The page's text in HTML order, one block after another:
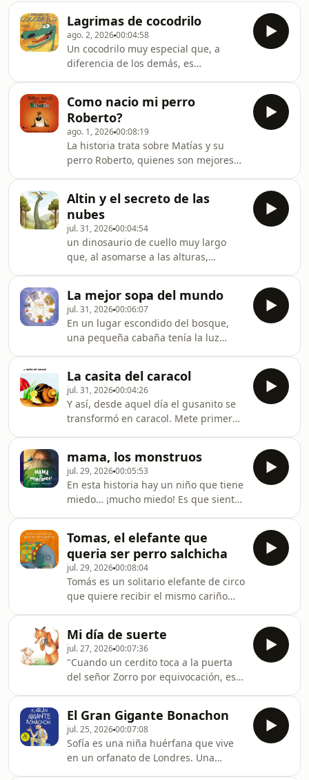
Lagrimas de cocodrilo
ago. 2, 202600:04:58
Un cocodrilo muy especial que, a
diferencia de los demás, es
pero también de alegría, pena o
emoción. REDES
SOCIALESINSTAGRAMhttps://www.instagram.com/
Como nacio mi perro
Roberto?
ago. 1, 202600:08:19
La historia trata sobre Matías y su
perro Roberto, quienes son mejores
nació RobertoREDES
SOCIALESINSTAGRAMhttps://www.instagram.com/
Altin y el secreto de las
nubes
jul. 31, 202600:04:54
un dinosaurio de cuello muy largo
que, al asomarse a las alturas,
SOCIALESINSTAGRAMhttps://www.instagram.com/
La mejor sopa del mundo
jul. 31, 202600:06:07
En un lugar escondido del bosque,
una pequeña cabaña tenía la luz
comida. Sorprendidos por una
tormenta de nieve, varios animales se
refugian en casa de Tortuga que, en
ese momento, había puesto agua a
hervir para preparar una sopa.
...REDES
SOCIALESINSTAGRAMhttps://www.instagram.com/
igsh=MW82OGs2eD
La casita del caracol
jul. 31, 202600:04:26
Y así, desde aquel día el gusanito se
transformó en caracol. Mete primero
quierasREDES
SOCIALESINSTAGRAMhttps://www.instagram.com/
mama, los monstruos
jul. 29, 202600:05:53
En esta historia hay un niño que tiene
miedo… ¡mucho miedo! Es que siente
monstruos peludos.REDES
SOCIALESINSTAGRAMhttps://www.instagram.com/
Tomas, el elefante que
queria ser perro salchicha
jul. 29, 202600:08:04
Tomás es un solitario elefante de circo
que quiere recibir el mismo cariño
logra ser adoptado y tratado como un
perrito, pronto se da cuenta de que
todos tienen que ser aceptados y
queridos tal cual son, más allá de las
apariencias.REDES
SOCIALESINSTAGRAMhttps://www.instagram.com/
igsh=MW82OGs
Mi día de suerte
jul. 27, 202600:07:36
"Cuando un cerdito toca a la puerta
del señor Zorro por equivocación, este
comida en la puerta de la casa! Pero,
¿no tendrá razón el cerdito en que
debería bañarlo antes de comérselo?
...
El Gran Gigante Bonachon
jul. 25, 202600:07:08
Sofía es una niña huérfana que vive
en un orfanato de Londres. Una